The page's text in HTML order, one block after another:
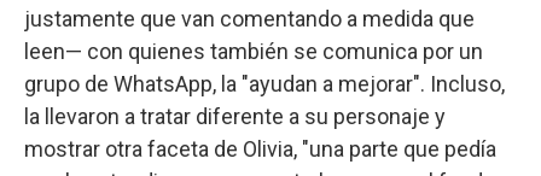
justamente que van comentando a medida que
leen— con quienes también se comunica por un
grupo de WhatsApp, la "ayudan a mejorar". Incluso,
la llevaron a tratar diferente a su personaje y
mostrar otra faceta de Olivia, "una parte que pedía